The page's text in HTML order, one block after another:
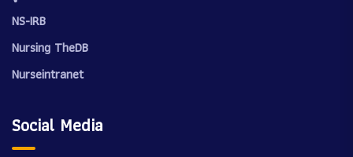
NS-IRB
Nursing TheDB
Nurseintranet
Social Media